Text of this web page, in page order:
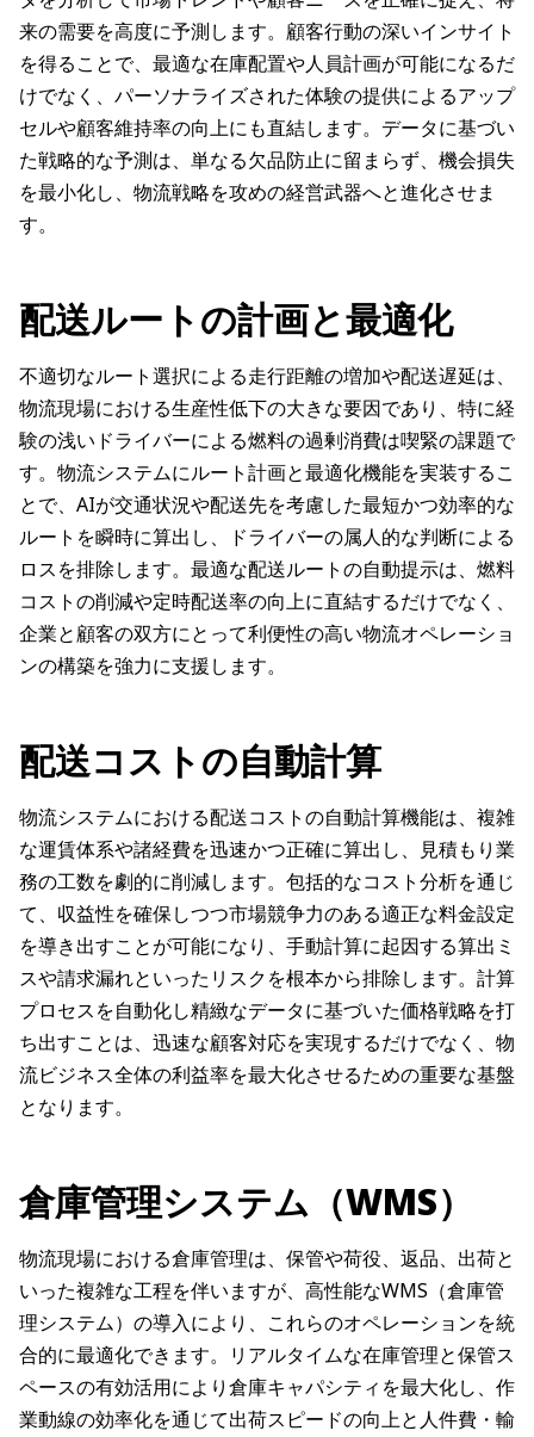
来の需要を高度に予測します。顧客行動の深いインサイト
を得ることで、最適な在庫配置や人員計画が可能になるだ
けでなく、パーソナライズされた体験の提供によるアップ
セルや顧客維持率の向上にも直結します。データに基づい
た戦略的な予測は、単なる欠品防止に留まらず、機会損失
を最小化し、物流戦略を攻めの経営武器へと進化させま
す。
配送ルートの計画と最適化
不適切なルート選択による走行距離の増加や配送遅延は、
物流現場における生産性低下の大きな要因であり、特に経
験の浅いドライバーによる燃料の過剰消費は喫緊の課題で
す。物流システムにルート計画と最適化機能を実装するこ
とで、AIが交通状況や配送先を考慮した最短かつ効率的な
ルートを瞬時に算出し、ドライバーの属人的な判断による
ロスを排除します。最適な配送ルートの自動提示は、燃料
コストの削減や定時配送率の向上に直結するだけでなく、
企業と顧客の双方にとって利便性の高い物流オペレーショ
ンの構築を強力に支援します。
配送コストの自動計算
物流システムにおける配送コストの自動計算機能は、複雑
な運賃体系や諸経費を迅速かつ正確に算出し、見積もり業
務の工数を劇的に削減します。包括的なコスト分析を通じ
て、収益性を確保しつつ市場競争力のある適正な料金設定
を導き出すことが可能になり、手動計算に起因する算出ミ
スや請求漏れといったリスクを根本から排除します。計算
プロセスを自動化し精緻なデータに基づいた価格戦略を打
ち出すことは、迅速な顧客対応を実現するだけでなく、物
流ビジネス全体の利益率を最大化させるための重要な基盤
となります。
倉庫管理システム（WMS）
物流現場における倉庫管理は、保管や荷役、返品、出荷と
いった複雑な工程を伴いますが、高性能なWMS（倉庫管
理システム）の導入により、これらのオペレーションを統
合的に最適化できます。リアルタイムな在庫管理と保管ス
ペースの有効活用により倉庫キャパシティを最大化し、作
業動線の効率化を通じて出荷スピードの向上と人件費・輸